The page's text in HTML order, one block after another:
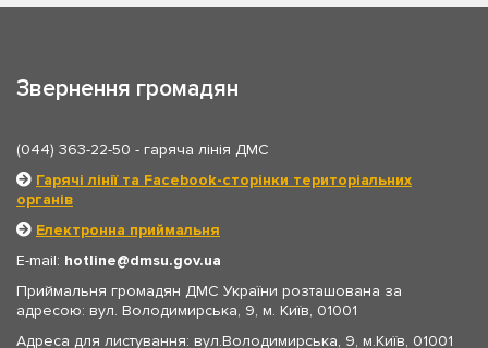
Звернення громадян
(044) 363-22-50 - гаряча лінія ДМС
Гарячі лінії та Facebook-сторінки територіальних
органів
Електронна приймальня
E-mail: hotline
dmsu.gov.ua
Приймальня громадян ДМС України розташована за
адресою: вул. Володимирська, 9, м. Київ, 01001
Адреса для листування: вул.Володимирська, 9, м.Київ, 01001